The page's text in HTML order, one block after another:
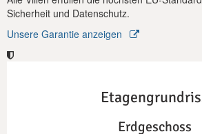
Sicherheit und Datenschutz.
Unsere Garantie anzeigen
Erdgeschoss